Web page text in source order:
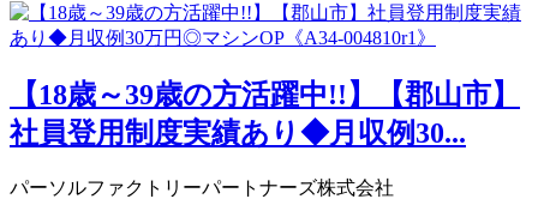
【18歳～39歳の方活躍中!!】【郡山市】
社員登用制度実績あり◆月収例30...
パーソルファクトリーパートナーズ株式会社